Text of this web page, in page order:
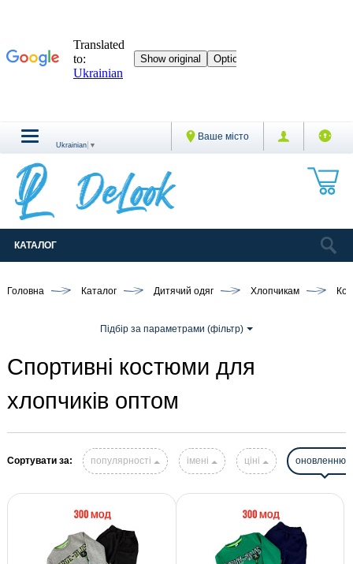
Ваше місто
Ukrainian ▼
КАТАЛОГ
Головна Каталог Дитячий одяг Хлопчикам
Підбір за параметрами (фільтр)
Спортивні костюми для
хлопчиків оптом
Сортувати за: популярності імені ціні оновленню